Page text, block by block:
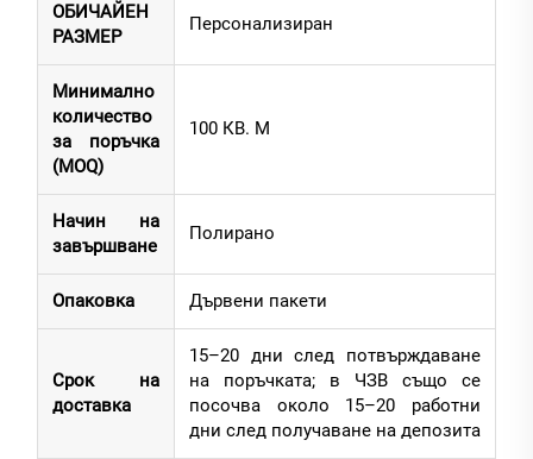
ОБИЧАЙЕН
РАЗМЕР
Персонализиран
Минимално
количество
за поръчка
(MOQ)
100 КВ. М
Начин на
завършване
Полирано
Опаковка Дървени пакети
Срок на
доставка
15–20 дни след потвърждаване
на поръчката; в ЧЗВ също се
посочва около 15–20 работни
дни след получаване на депозита